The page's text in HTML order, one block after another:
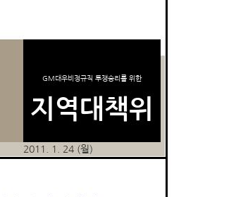
GM대우비정규직 투쟁승리를 위한
지역대책위
2011. 1. 24 (월)